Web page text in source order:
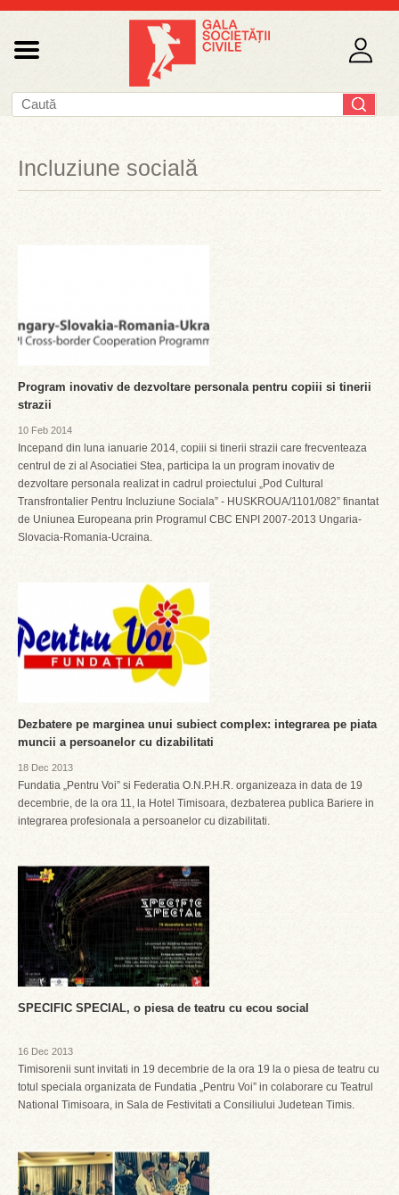
Incluziune socială
Program inovativ de dezvoltare personala pentru copiii si tinerii
strazii
10 Feb 2014
Incepand din luna ianuarie 2014, copiii si tinerii strazii care frecventeaza
centrul de zi al Asociatiei Stea, participa la un program inovativ de
dezvoltare personala realizat in cadrul proiectului „Pod Cultural
Transfrontalier Pentru Incluziune Sociala” - HUSKROUA/1101/082” finantat
de Uniunea Europeana prin Programul CBC ENPI 2007-2013 Ungaria-
Slovacia-Romania-Ucraina.
Dezbatere pe marginea unui subiect complex: integrarea pe piata
muncii a persoanelor cu dizabilitati
18 Dec 2013
Fundatia „Pentru Voi” si Federatia O.N.P.H.R. organizeaza in data de 19
decembrie, de la ora 11, la Hotel Timisoara, dezbaterea publica Bariere in
integrarea profesionala a persoanelor cu dizabilitati.
SPECIFIC SPECIAL, o piesa de teatru cu ecou social
16 Dec 2013
Timisorenii sunt invitati in 19 decembrie de la ora 19 la o piesa de teatru cu
totul speciala organizata de Fundatia „Pentru Voi” in colaborare cu Teatrul
National Timisoara, in Sala de Festivitati a Consiliului Judetean Timis.